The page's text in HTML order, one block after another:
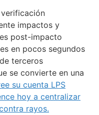
impactos y
post-impacto
en pocos segundos
terceros
se convierte en una
su cuenta LPS
hoy a centralizar
rayos.